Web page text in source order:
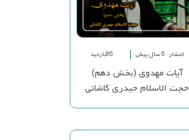
انتشار: 6 سال پیش 86بازدید
آیات مهدوی (بخش دهم)
حجت الاسلام حیدری کاشانی